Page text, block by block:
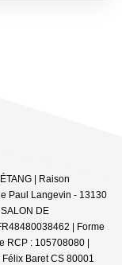
| Raison
Paul Langevin - 13130
DE
| Forme
RCP : 105708080 |
Baret CS 80001